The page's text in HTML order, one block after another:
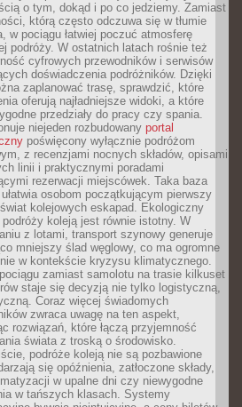
o tym, dokąd i po co jedziemy. Zamiast
którą często odczuwa się w tłumie
w pociągu łatwiej poczuć atmosferę
podróży. W ostatnich latach rośnie też
cyfrowych przewodników i serwisów
doświadczenia podróżników. Dzięki
zaplanować trasę, sprawdzić, które
oferują najładniejsze widoki, a które
przedziały do pracy czy spania.
niejeden rozbudowany portal
poświęcony wyłącznie podróżom
z recenzjami nocnych składów, opisami
linii i praktycznymi poradami
rezerwacji miejscówek. Taka baza
osobom początkującym pierwszy
kolejowych eskapad. Ekologiczny
koleją jest równie istotny. W
z lotami, transport szynowy generuje
mniejszy ślad węglowy, co ma ogromne
w kontekście kryzysu klimatycznego.
zamiast samolotu na trasie kilkuset
staje się decyzją nie tylko logistyczną,
Coraz więcej świadomych
zwraca uwagę na ten aspekt,
rozwiązań, które łączą przyjemność
świata z troską o środowisko.
podróże koleją nie są pozbawione
się opóźnienia, zatłoczone składy,
w upalne dni czy niewygodne
w tańszych klasach. Systemy